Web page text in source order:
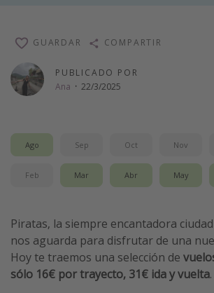
Viajes para singles
Escapadas románticas
Más temas
Trabajar en el extranjero
Cruceros por el Mediterráneo
Guía de equipaje de mano
Parques de atracciones
Viaja con musicales
PUBLICADO POR
Ana · 22/3/2025
GUARDAR COMPARTIR
Ago Sep Oct Nov
Feb Mar Abr May
Piratas, la siempre encantadora
nos aguarda para disfrutar de una
Hoy te traemos una selección de
sólo 16€ por trayecto, 31€ ida y vuelta